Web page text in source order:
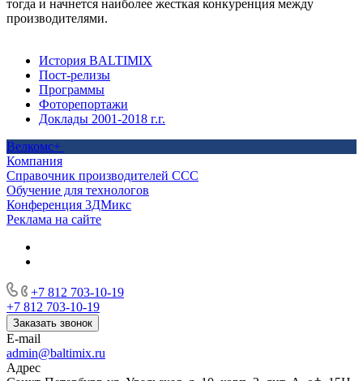
тогда и начнется наиболее жесткая конкуренция между
производителями.
История BALTIMIX
Пост-релизы
Программы
Фоторепортажи
Доклады 2001-2018 г.г.
Велкомс+
Компания
Справочник производителей ССС
Обучение для технологов
Конференция 3ДМикс
Реклама на сайте
+7 812 703-10-19
+7 812 703-10-19
Заказать звонок
E-mail
admin@baltimix.ru
Адрес